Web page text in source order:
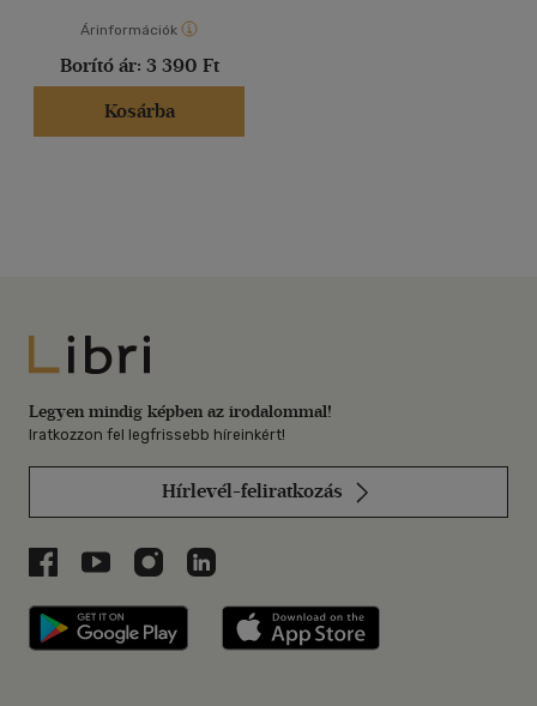
Árinformációk
Borító ár: 3 390 Ft
Kosárba
Libri
Legyen mindig képben az irodalommal!
Iratkozzon fel legfrissebb híreinkért!
Hírlevél-feliratkozás
Libri a Facebookon
Libri a Youtube-on
Libri az Instagramon
Libri a LinkedInen
Libri applikáció Szerezd meg: Google